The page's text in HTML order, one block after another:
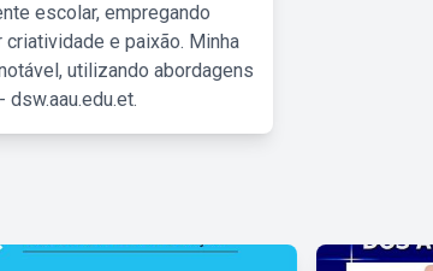
escolar, empregando
e paixão. Minha
utilizando abordagens